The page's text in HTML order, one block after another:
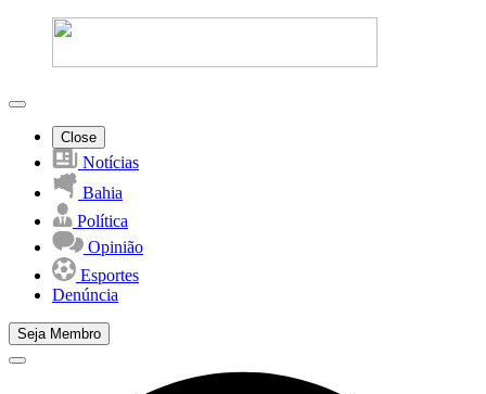
Close
Notícias
Bahia
Política
Opinião
Esportes
Denúncia
Seja Membro